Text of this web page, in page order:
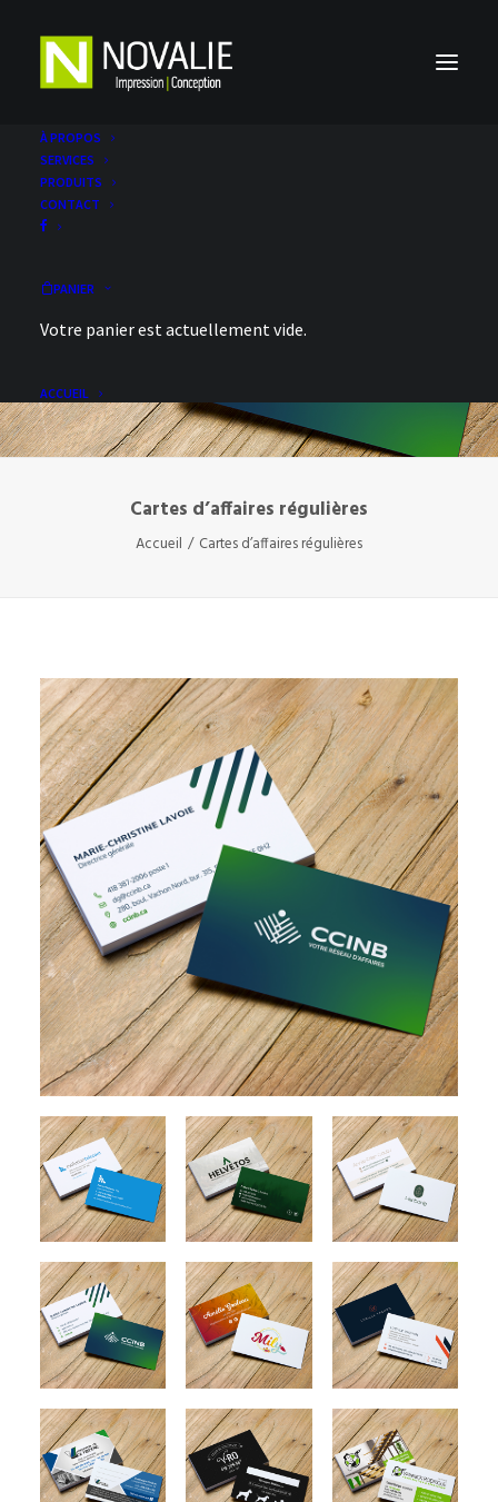
À PROPOS
SERVICES
PRODUITS
CONTACT
PANIER
Votre panier est actuellement vide.
ACCUEIL
Cartes d’affaires régulières
Accueil Cartes d’affaires régulières